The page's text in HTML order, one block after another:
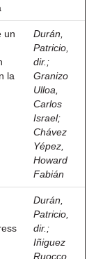
un
la
Durán,
Patricio,
dir. ;
Granizo
Ulloa,
Carlos
Israel;
Chávez
Yépez,
Howard
Fabián
Durán,
Patricio,
dir. ;
Iñiguez
Ruocco,